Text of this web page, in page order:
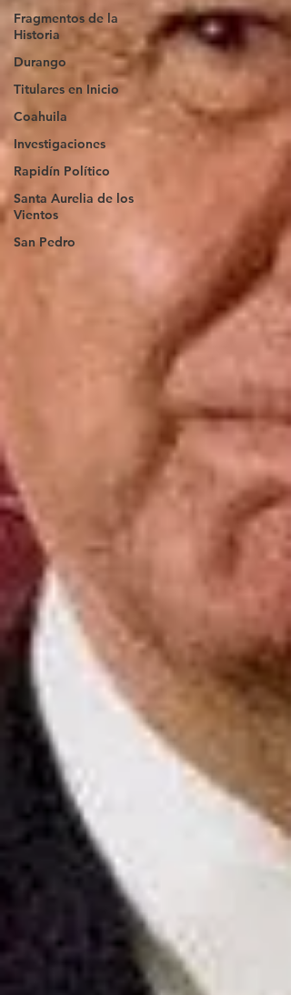
Fragmentos de la
Historia
Durango
Titulares en Inicio
Coahuila
Investigaciones
Rapidín Político
Santa Aurelia de los
Vientos
San Pedro